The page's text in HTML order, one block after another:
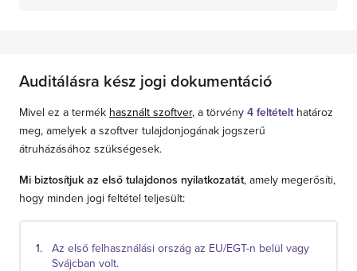
Auditálásra kész jogi dokumentáció
Mivel ez a termék használt szoftver, a törvény 4 feltételthatároz
meg, amelyek a szoftver tulajdonjogának jogszerű
átruházásához szükségesek.
Mi biztosítjuk az első tulajdonos nyilatkozatát, amely megerősíti,
hogy minden jogi feltétel teljesült:
Az első felhasználási ország az EU/EGT-n belül vagy
Svájcban volt.